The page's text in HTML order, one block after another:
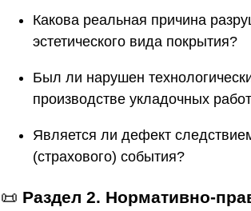
Какова реальная причина
эстетического вида покрытия?
Был ли нарушен
производстве укладочных
Является ли дефект
(страхового) события?
📜 Раздел 2. Нормативно-